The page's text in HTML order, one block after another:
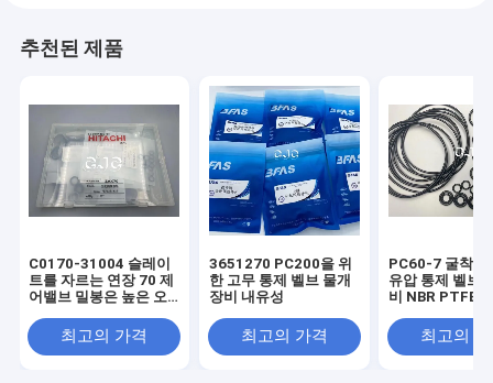
추천된 제품
C0170-31004 슬레이
트를 자르는 연장 70 제
어밸브 밀봉은 높은 오
비를 답니다
최고의 가격
3651270 PC200을 위
한 고무 통제 벨브 물개
장비 내유성
최고의 가격
PC60-7 굴착기
유압 통제 벨브
비 NBR PTFE
최고의